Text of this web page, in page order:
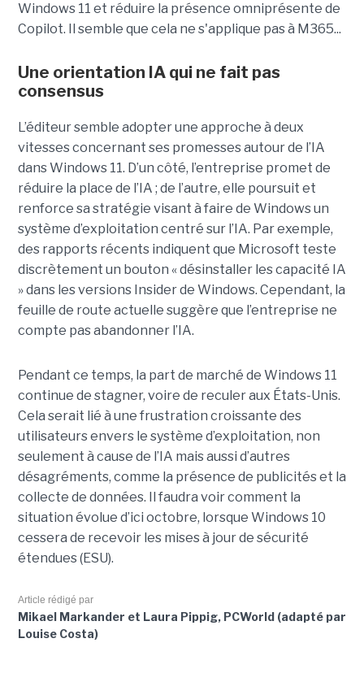
Windows 11 et réduire la présence omniprésente de
Copilot. Il semble que cela ne s'applique pas à M365...
Une orientation IA qui ne fait pas
consensus
L’éditeur semble adopter une approche à deux
vitesses concernant ses promesses autour de l’IA
dans Windows 11. D’un côté, l’entreprise promet de
réduire la place de l’IA ; de l’autre, elle poursuit et
renforce sa stratégie visant à faire de Windows un
système d’exploitation centré sur l’IA. Par exemple,
des rapports récents indiquent que Microsoft teste
discrètement un bouton « désinstaller les capacité IA
» dans les versions Insider de Windows. Cependant, la
feuille de route actuelle suggère que l’entreprise ne
compte pas abandonner l’IA.
Pendant ce temps, la part de marché de Windows 11
continue de stagner, voire de reculer aux États-Unis.
Cela serait lié à une frustration croissante des
utilisateurs envers le système d’exploitation, non
seulement à cause de l’IA mais aussi d’autres
désagréments, comme la présence de publicités et la
collecte de données. Il faudra voir comment la
situation évolue d’ici octobre, lorsque Windows 10
cessera de recevoir les mises à jour de sécurité
étendues (ESU).
Article rédigé par
Mikael Markander et Laura Pippig, PCWorld (adapté par
Louise Costa)